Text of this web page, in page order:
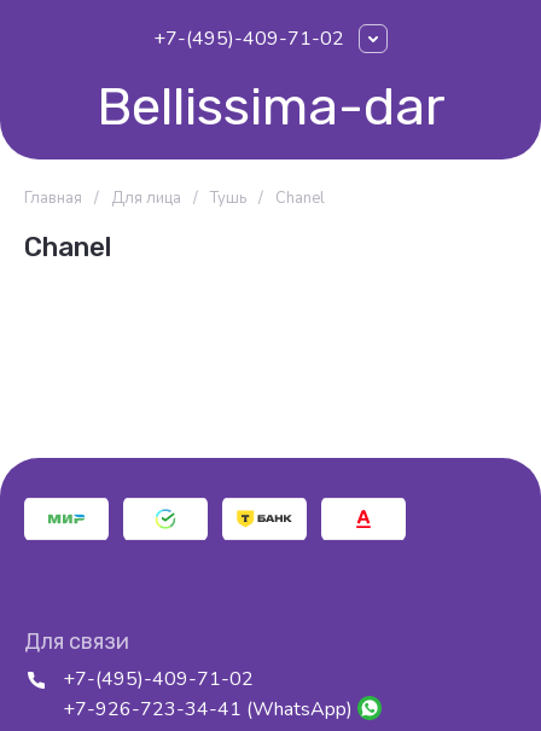
+7-(495)-409-71-02
Bellissima-dar
Главная / Для лица / Тушь / Chanel
Chanel
Для связи
+7-(495)-409-71-02
+7-926-723-34-41 (WhatsApp)